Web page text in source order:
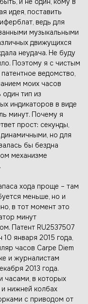
идея, поставить
ведь для
музыкальными
движущихся
неудача. Не буду
Поэтому я с чистым
ведомство,
моих часов
тип из
индикаторов в виде
минут. Почему я
прост: секунды,
но для
бы бездна
механизме
хода проще – там
меньше, но и
в тот момент это
минут
Патент RU2537507
января 2015 года,
часов Carpe Diem
и журналистам
2013 года.
часами, в которых
нижней колбах
с приводом от